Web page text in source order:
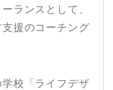
ランスとして、
援のコーチング
校「ライフデザ